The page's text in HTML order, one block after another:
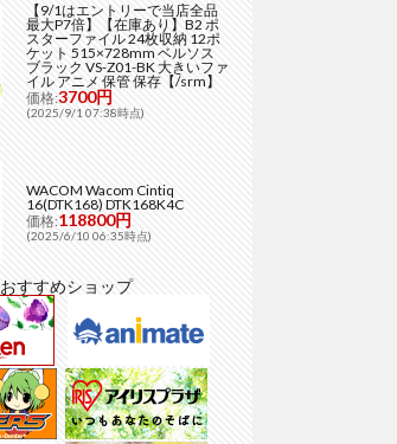
【9/1はエントリーで当店全品
最大P7倍】【在庫あり】B2 ポ
スターファイル 24枚収納 12ポ
ケット 515×728mm ベルソス
ブラック VS-Z01-BK 大きいファ
イル アニメ 保管 保存【/srm】
価格:3700円
(2025/9/1 07:38時点)
WACOM Wacom Cintiq
16(DTK168) DTK168K4C
価格:118800円
(2025/6/10 06:35時点)
おすすめショップ